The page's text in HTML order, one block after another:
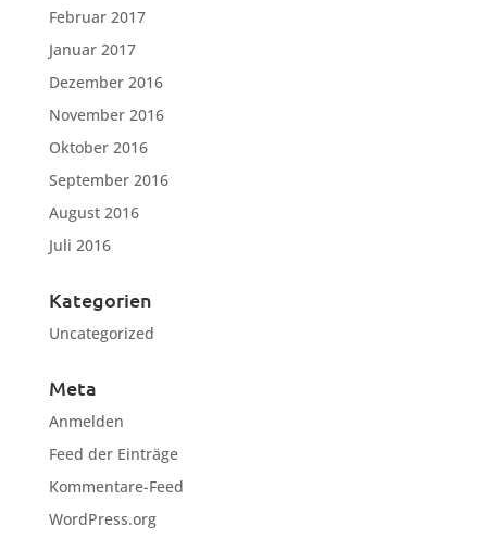
Februar 2017
Januar 2017
Dezember 2016
November 2016
Oktober 2016
September 2016
August 2016
Juli 2016
Kategorien
Uncategorized
Meta
Anmelden
Feed der Einträge
Kommentare-Feed
WordPress.org